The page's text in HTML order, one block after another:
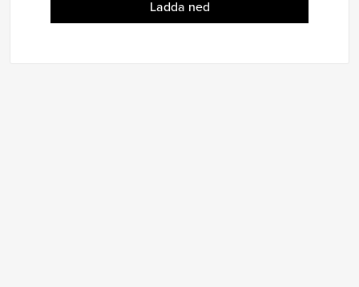
Ladda ned